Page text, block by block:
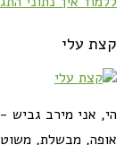
קצת עלי
הי, אני מירב גביש
אופה, מבשלת,